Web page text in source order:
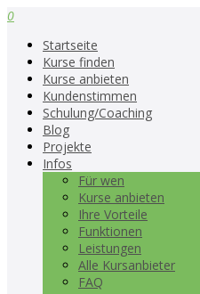
0
Startseite
Kurse finden
Kurse anbieten
Kundenstimmen
Schulung/Coaching
Blog
Projekte
Infos
Für wen
Kurse anbieten
Ihre Vorteile
Funktionen
Leistungen
Alle Kursanbieter
FAQ